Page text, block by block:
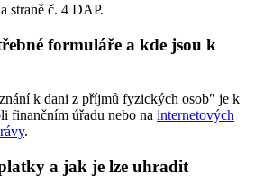
straně č. 4 DAP.
formuláře a kde jsou k
k dani z příjmů fyzických osob" je k
finančním úřadu nebo na internetových
.
a jak je lze uhradit